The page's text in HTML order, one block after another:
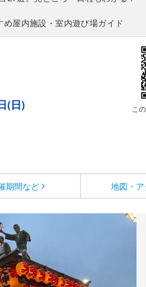
屋内施設・室内遊び場ガイド
こ
(日)
期間など 地図・ア